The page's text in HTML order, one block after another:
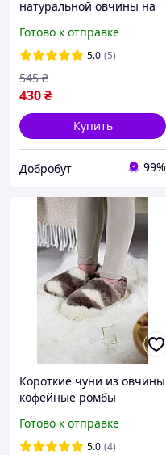
натуральной овчины на
Унисекс 37р.
Готово к отправке
5.0 (5)
430₴
545 ₴
Купить
Добробут 99%
Короткие чуни из овчины
кофейные ромбы
Готово к отправке
5.0 (4)